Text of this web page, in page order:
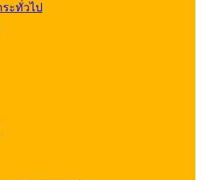
ะทั่วไป